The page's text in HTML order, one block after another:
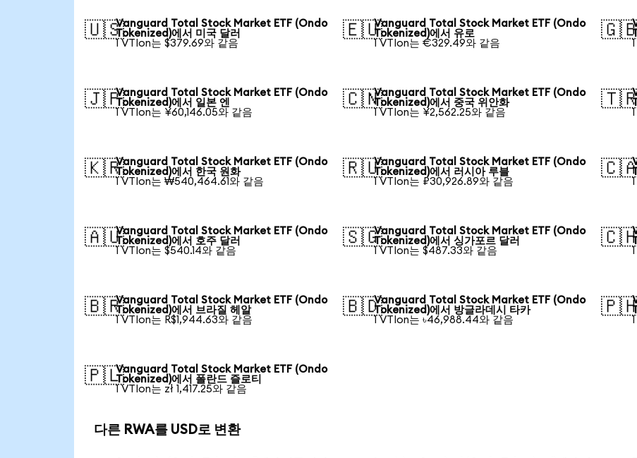
🇺🇸Vanguard Total Stock Market ETF (Ondo
Tokenized)에서 미국 달러
1 VTIon는 $379.69와 같음
🇪🇺Vanguard Total Stock Market ETF (Ondo
Tokenized)에서 유로
1 VTIon는 €329.49와 같음
🇯🇵Vanguard Total Stock Market ETF (Ondo
Tokenized)에서 일본 엔
1 VTIon는 ¥60,146.05와 같음
🇨🇳Vanguard Total Stock Market ETF (Ondo
Tokenized)에서 중국 위안화
1 VTIon는 ¥2,562.25와 같음
🇰🇷Vanguard Total Stock Market ETF (Ondo
Tokenized)에서 한국 원화
1 VTIon는 ₩540,464.61와 같음
🇷🇺Vanguard Total Stock Market ETF (Ondo
Tokenized)에서 러시아 루블
1 VTIon는 ₽30,926.89와 같음
🇦🇺Vanguard Total Stock Market ETF (Ondo
Tokenized)에서 호주 달러
1 VTIon는 $540.14와 같음
🇸🇬Vanguard Total Stock Market ETF (Ondo
Tokenized)에서 싱가포르 달러
1 VTIon는 $487.33와 같음
🇧🇷Vanguard Total Stock Market ETF (Ondo
Tokenized)에서 브라질 헤알
1 VTIon는 R$1,944.63와 같음
🇧🇩Vanguard Total Stock Market ETF (Ondo
Tokenized)에서 방글라데시 타카
1 VTIon는 ৳46,988.44와 같음
🇵🇱Vanguard Total Stock Market ETF (Ondo
Tokenized)에서 폴란드 즐로티
1 VTIon는 zł 1,417.25와 같음
다른 RWA를 USD로 변환